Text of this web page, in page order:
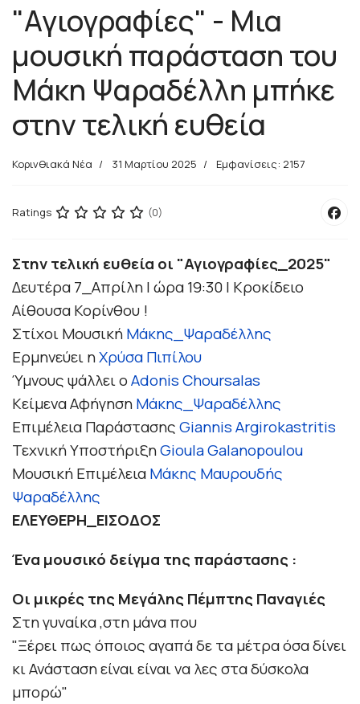
"Αγιογραφίες" - Μια
μουσική παράσταση του
Μάκη Ψαραδέλλη μπήκε
στην τελική ευθεία
Κορινθιακά Νέα 31 Μαρτίου 2025 Εμφανίσεις: 2157
Ratings (0)
Στην τελική ευθεία οι "Αγιογραφίες_2025"
Δευτέρα7_Απρίλη| ώρα 19:30 | Κροκίδειο
Αίθουσα Κορίνθου !
Στίχοι ΜουσικήΜάκης_Ψαραδέλλης
Ερμηνεύει ηΧρύσα Πιπίλου
Ύμνους ψάλλει οAdonis Choursalas
Κείμενα ΑφήγησηΜάκης_Ψαραδέλλης
Επιμέλεια ΠαράστασηςGiannis Argirokastritis
Τεχνική ΥποστήριξηGioula Galanopoulou
Μουσική ΕπιμέλειαΜάκης Μαυρουδής
Ψαραδέλλης
ΕΛΕΥΘΕΡΗ_ΕΙΣΟΔΟΣ
Ένα μουσικό δείγμα της παράστασης :
Οι μικρές της Μεγάλης Πέμπτης Παναγιές
Στη γυναίκα ,στη μάνα που
"Ξέρει πως όποιος αγαπά δε τα μέτρα όσα δίνει
κι Ανάσταση είναι είναι να λες στα δύσκολα
μπορώ"